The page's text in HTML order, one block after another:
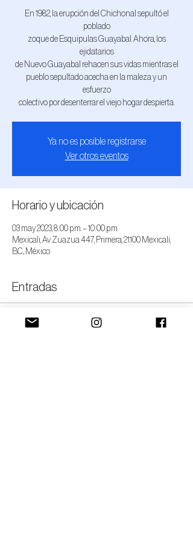
En 1982, la erupción del Chichonal sepultó el
poblado
zoque de Esquipulas Guayabal. Ahora, los
ejidatarios
de Nuevo Guayabal rehacen sus vidas mientras el
pueblo sepultado acecha en la maleza y un
esfuerzo
colectivo por desenterrar el viejo hogar despierta.
Ya no es posible registrarse
Ver otros eventos
Horario y ubicación
03 may 2023, 8:00 p.m. – 10:00 p.m.
Mexicali, Av Zuazua 447, Primera, 21100 Mexicali,
B.C., México
Entradas
Venta finalizada